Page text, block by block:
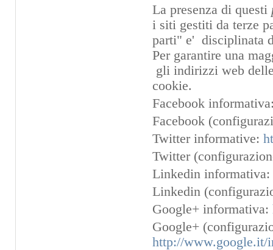
La presenza di questi
i siti gestiti da terze
parti" e' disciplinata
Per garantire una
gli indirizzi web
cookie.
Facebook
Facebook
Twitter informative:
Twitter
Linkedin
Linkedin
Google+ informativa:
Google+
http://www.google.it/